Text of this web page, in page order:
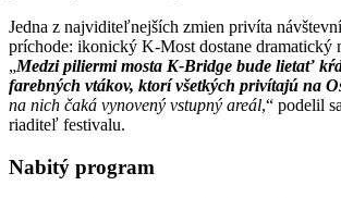
Jedna z najviditeľnejších zmien privíta
príchode: ikonický K-Most dostane dramatický
„Medzi piliermi mosta K-Bridge bude lietať
farebných vtákov, ktorí všetkých privítajú na
na nich čaká vynovený vstupný areál,“ podelil
riaditeľ festivalu.
Nabitý program